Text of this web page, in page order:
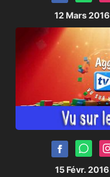
12 Mars 2016
15 Févr. 2016